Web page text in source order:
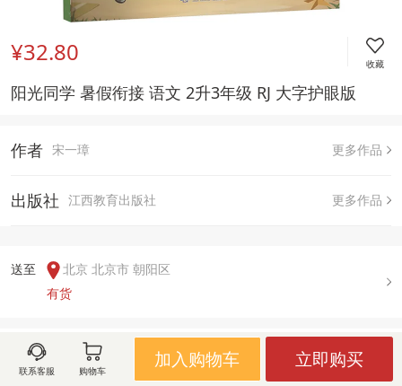
¥32.80 收藏
阳光同学 暑假衔接 语文 2升3年级 RJ 大字护眼版
作者 宋一璋 更多作品
出版社 江西教育出版社 更多作品
送至
北京 北京市 朝阳区
有货
用户评论(
联系客服 购物车
加入购物车 立即购买